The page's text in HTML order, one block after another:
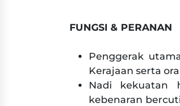
FUNGSI & PERANAN
Penggerak
Kerajaan serta
Nadi kekuatan
kebenaran